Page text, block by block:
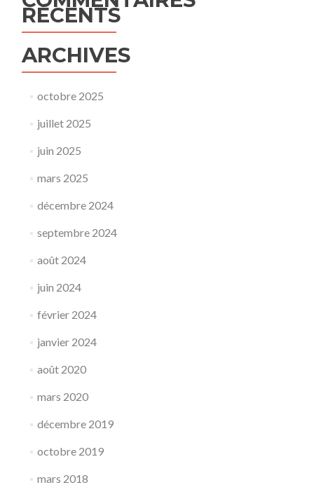
RÉCENTS
ARCHIVES
octobre 2025
juillet 2025
juin 2025
mars 2025
décembre 2024
septembre 2024
août 2024
juin 2024
février 2024
janvier 2024
août 2020
mars 2020
décembre 2019
octobre 2019
mars 2018